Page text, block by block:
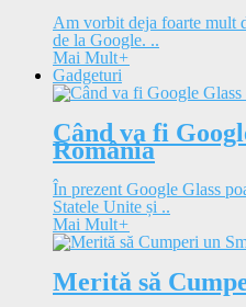
Am vorbit deja foarte mult
de la Google. ..
Mai Mult+
Gadgeturi
Când va fi
România
În prezent Google Glass
Statele Unite și ..
Mai Mult+
Merită să